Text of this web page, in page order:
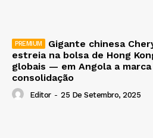
Gigante chinesa
estreia na bolsa de Hong
globais — em Angola a
consolidação
Editor - 25 De Setembro, 2025